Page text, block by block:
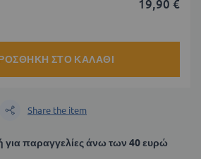
19,90 €
ΣΤΟ ΚΑΛΆΘΙ
Share the item
παραγγελίες άνω των 40 ευρώ